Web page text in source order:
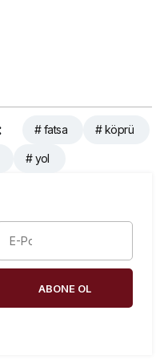
# fatsa # köprü
# yol
ABONE OL